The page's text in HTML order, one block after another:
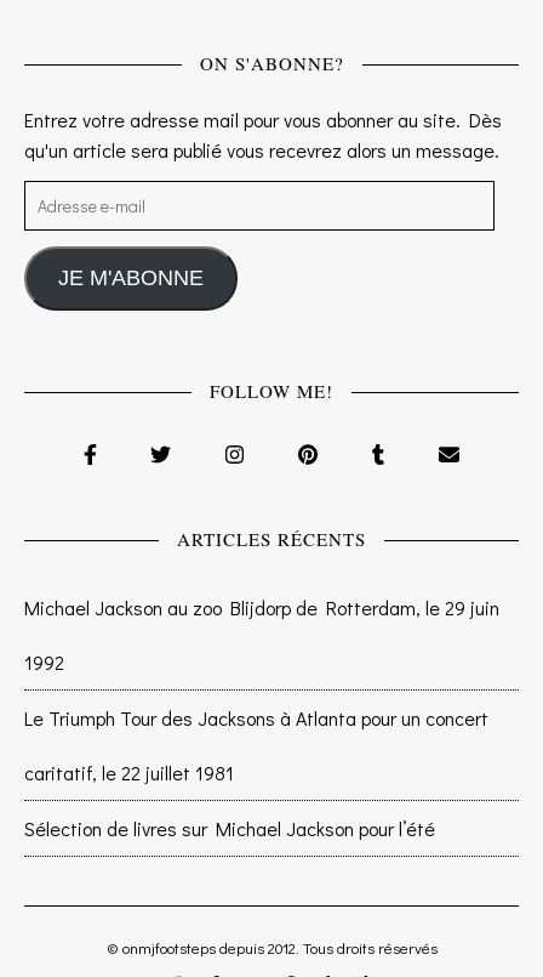
ON S'ABONNE?
Entrez votre adresse mail pour vous abonner au site. Dès
qu'un article sera publié vous recevrez alors un message.
Adresse e-mail
JE M'ABONNE
FOLLOW ME!
ARTICLES RÉCENTS
Michael Jackson au zoo Blijdorp de Rotterdam, le 29 juin
1992
Le Triumph Tour des Jacksons à Atlanta pour un concert
caritatif, le 22 juillet 1981
Sélection de livres sur Michael Jackson pour l’été
© onmjfootsteps depuis 2012. Tous droits réservés